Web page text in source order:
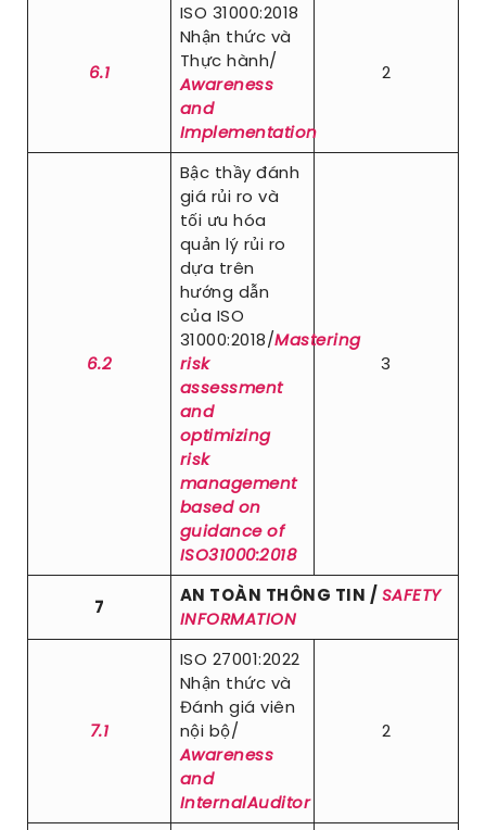
6.1
ISO 31000:2018
Nhận thức và
Thực hành/
Awareness
and
Implementation
2
6.2
Bậc thầy đánh
giá rủi ro và
tối ưu hóa
quản lý rủi ro
dựa trên
hướng dẫn
của ISO
31000:2018/Mastering
risk
assessment
and
optimizing
risk
management
based on
guidance of
ISO31000:2018
3
7
AN TOÀN THÔNG TIN / SAFETY
INFORMATION
7.1
ISO 27001:2022
Nhận thức và
Đánh giá viên
nội bộ/
Awareness
and
InternalAuditor
2